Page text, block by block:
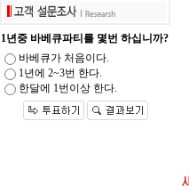
1년중 바베큐파티를 몇번 하십니까?
바베큐가 처음이다.
1년에 2~3번 한다.
한달에 1번이상 한다.